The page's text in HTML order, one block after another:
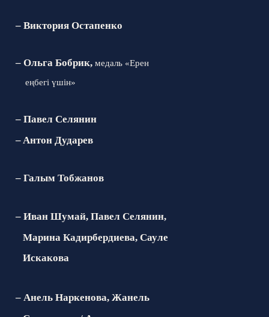
– Виктория Остапенко
– Ольга Бобрик, медаль «Ерен
еңбегі үшін»
– Павел Селянин
– Антон Дударев
– Галым Тобжанов
– Иван Шумай, Павел Селянин,
Марина Кадирбердиева, Сауле
Искакова
– Анель Наркенова, Жанель